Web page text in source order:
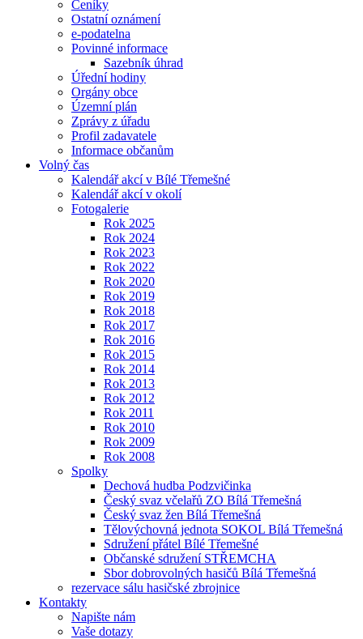
Ceníky
Ostatní oznámení
e-podatelna
Povinné informace
Sazebník úhrad
Úřední hodiny
Orgány obce
Územní plán
Zprávy z úřadu
Profil zadavatele
Informace občanům
Volný čas
Kalendář akcí v Bílé Třemešné
Kalendář akcí v okolí
Fotogalerie
Rok 2025
Rok 2024
Rok 2023
Rok 2022
Rok 2020
Rok 2019
Rok 2018
Rok 2017
Rok 2016
Rok 2015
Rok 2014
Rok 2013
Rok 2012
Rok 2011
Rok 2010
Rok 2009
Rok 2008
Spolky
Dechová hudba Podzvičinka
Český svaz včelařů ZO Bílá Třemešná
Český svaz žen Bílá Třemešná
Tělovýchovná jednota SOKOL Bílá Třemešná
Sdružení přátel Bílé Třemešné
Občanské sdružení STŘEMCHA
Sbor dobrovolných hasičů Bílá Třemešná
rezervace sálu hasičské zbrojnice
Kontakty
Napište nám
Vaše dotazy